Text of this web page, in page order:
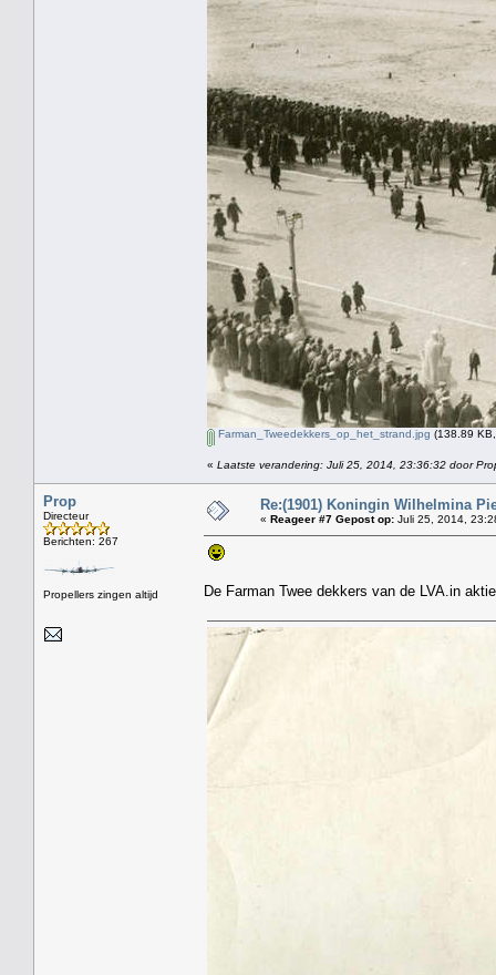
Farman_Tweedekkers_op_het_strand.jpg (138.89
« Laatste verandering: Juli 25, 2014, 23:36:32 door
Prop
Directeur
Berichten: 267
Propellers zingen altijd
Re:(1901) Koningin Wilhelmina
« Reageer #7 Gepost op: Juli 25, 2014,
De Farman Twee dekkers van de LVA.in